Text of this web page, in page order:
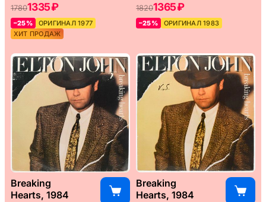
17801335 ₽
–25%
ОРИГИНАЛ 1977
ХИТ ПРОДАЖ
18201365 ₽
–25% ОРИГИНАЛ 1983
Breaking
Hearts, 1984
Breaking
Hearts, 1984